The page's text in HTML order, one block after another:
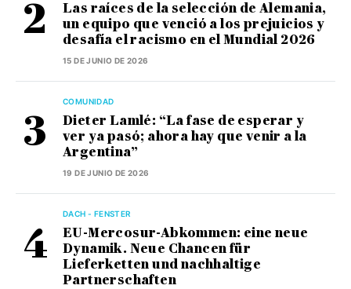
Las raíces de la selección de Alemania,
un equipo que venció a los prejuicios y
desafía el racismo en el Mundial 2026
15 DE JUNIO DE 2026
COMUNIDAD
Dieter Lamlé: “La fase de esperar y
ver ya pasó; ahora hay que venir a la
Argentina”
19 DE JUNIO DE 2026
DACH - FENSTER
EU-Mercosur-Abkommen: eine neue
Dynamik. Neue Chancen für
Lieferketten und nachhaltige
Partnerschaften